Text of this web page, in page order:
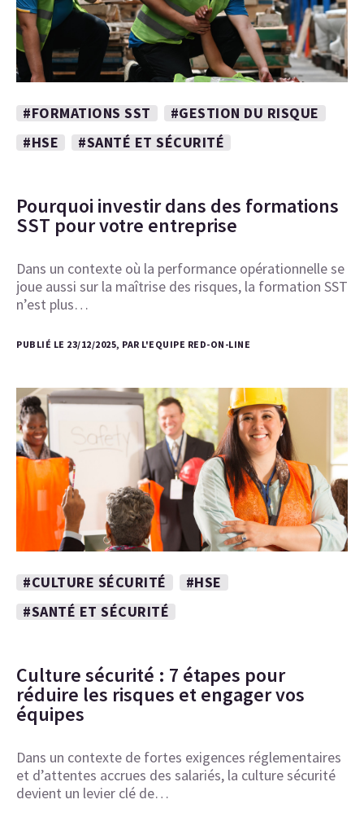
#FORMATIONS SST
#GESTION DU RISQUE
#HSE
#SANTÉ ET SÉCURITÉ
Pourquoi investir dans des formations
SST pour votre entreprise
Dans un contexte où la performance opérationnelle se
joue aussi sur la maîtrise des risques, la formation SST
n’est plus…
PUBLIÉ LE 23/12/2025, PAR L'EQUIPE RED-ON-LINE
#CULTURE SÉCURITÉ
#HSE
#SANTÉ ET SÉCURITÉ
Culture sécurité : 7 étapes pour
réduire les risques et engager vos
équipes
Dans un contexte de fortes exigences réglementaires
et d’attentes accrues des salariés, la culture sécurité
devient un levier clé de…